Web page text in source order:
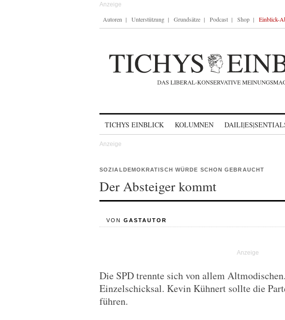
Autoren Unterstützung Grundsätze Podcast Shop Einblick-
TICHYS EINBLICK KOLUMNEN
SOZIALDEMOKRATISCH WÜRDE SCHON GEBRAUCHT
Der Absteiger kommt
VON GASTAUTOR
Die SPD trennte sich von allem
Einzelschicksal. Kevin Kühnert sollte die
führen.